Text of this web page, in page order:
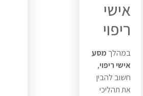
אישי
ריפוי
במהלך מסע
אישי ריפוי,
חשוב להבין
את תהליכי